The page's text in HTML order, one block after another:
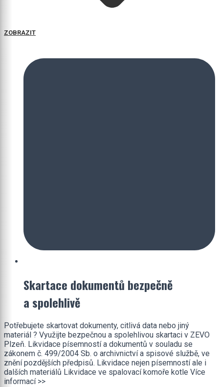
ZOBRAZIT
Skartace dokumentů bezpečně
a spolehlivě
Potřebujete skartovat dokumenty, citlivá data nebo jiný
materiál ? Využijte bezpečnou a spolehlivou skartaci v ZEVO
Plzeň. Likvidace písemností a dokumentů v souladu se
zákonem č. 499/2004 Sb. o archivnictví a spisové službě, ve
znění pozdějších předpisů. Likvidace nejen písemností ale i
dalších materiálů Likvidace ve spalovací komoře kotle Více
informací >>